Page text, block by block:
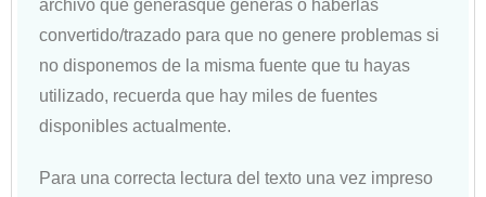
archivo que generasque generas o haberlas
convertido/trazado para que no genere problemas si
no disponemos de la misma fuente que tu hayas
utilizado, recuerda que hay miles de fuentes
disponibles actualmente.
Para una correcta lectura del texto una vez impreso